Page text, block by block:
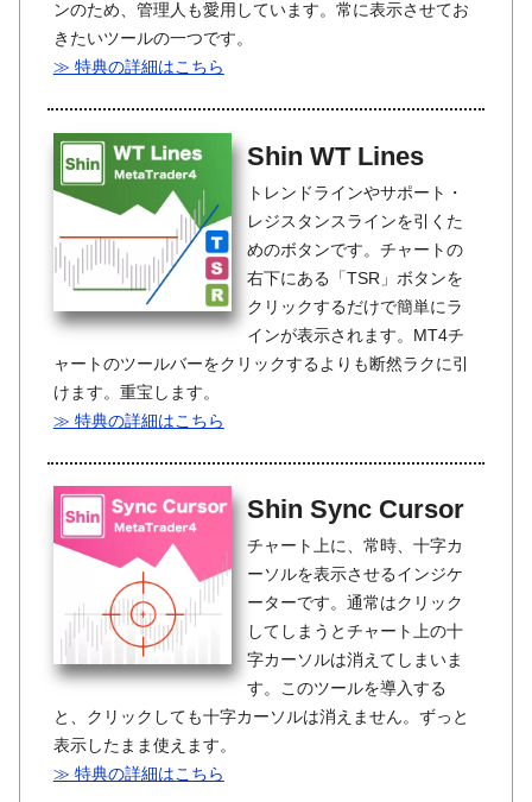
ンのため、管理人も愛用しています。常に表示させてお
きたいツールの一つです。
≫ 特典の詳細はこちら
Shin WT Lines
トレンドラインやサポート・
レジスタンスラインを引くた
めのボタンです。チャートの
右下にある「TSR」ボタンを
クリックするだけで簡単にラ
インが表示されます。MT4チ
ャートのツールバーをクリックするよりも断然ラクに引
けます。重宝します。
≫ 特典の詳細はこちら
Shin Sync Cursor
チャート上に、常時、十字カ
ーソルを表示させるインジケ
ーターです。通常はクリック
してしまうとチャート上の十
字カーソルは消えてしまいま
す。このツールを導入する
と、クリックしても十字カーソルは消えません。ずっと
表示したまま使えます。
≫ 特典の詳細はこちら